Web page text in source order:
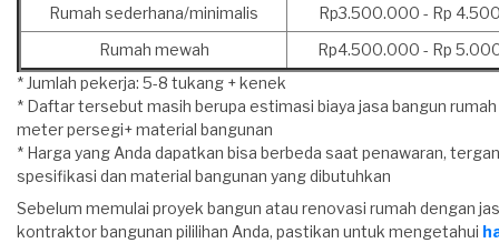
Rumah sederhana/minimalis
Rp3.500.000 - Rp
Rumah mewah
Rp4.500.000 - Rp
* Jumlah pekerja: 5-8 tukang + kenek
* Daftar tersebut masih berupa estimasi biaya jasa bangun
meter persegi+ material bangunan
* Harga yang Anda dapatkan bisa berbeda saat penawaran,
spesifikasi dan material bangunan yang dibutuhkan
Sebelum memulai proyek bangun atau renovasi rumah dengan
kontraktor bangunan pililihan Anda, pastikan untuk mengetahui